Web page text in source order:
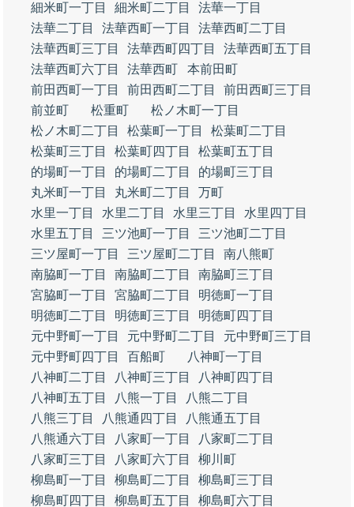
細米町一丁目
細米町二丁目
法華一丁目
法華二丁目
法華西町一丁目
法華西町二丁目
法華西町三丁目
法華西町四丁目
法華西町五丁目
法華西町六丁目
法華西町
本前田町
前田西町一丁目
前田西町二丁目
前田西町三丁目
前並町
松重町
松ノ木町一丁目
松ノ木町二丁目
松葉町一丁目
松葉町二丁目
松葉町三丁目
松葉町四丁目
松葉町五丁目
的場町一丁目
的場町二丁目
的場町三丁目
丸米町一丁目
丸米町二丁目
万町
水里一丁目
水里二丁目 水里三丁目
水里四丁目
水里五丁目
三ツ池町一丁目
三ツ池町二丁目
三ツ屋町一丁目
三ツ屋町二丁目
南八熊町
南脇町一丁目
南脇町二丁目
南脇町三丁目
宮脇町一丁目
宮脇町二丁目
明徳町一丁目
明徳町二丁目
明徳町三丁目
明徳町四丁目
元中野町一丁目
元中野町二丁目
元中野町三丁目
元中野町四丁目
百船町
八神町一丁目
八神町二丁目
八神町三丁目
八神町四丁目
八神町五丁目
八熊一丁目
八熊二丁目
八熊三丁目
八熊通四丁目
八熊通五丁目
八熊通六丁目
八家町一丁目
八家町二丁目
八家町三丁目
八家町六丁目
柳川町
柳島町一丁目
柳島町二丁目
柳島町三丁目
柳島町四丁目
柳島町五丁目
柳島町六丁目